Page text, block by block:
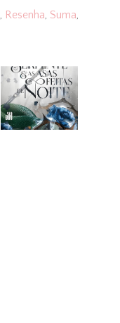
, Resenha, Suma,